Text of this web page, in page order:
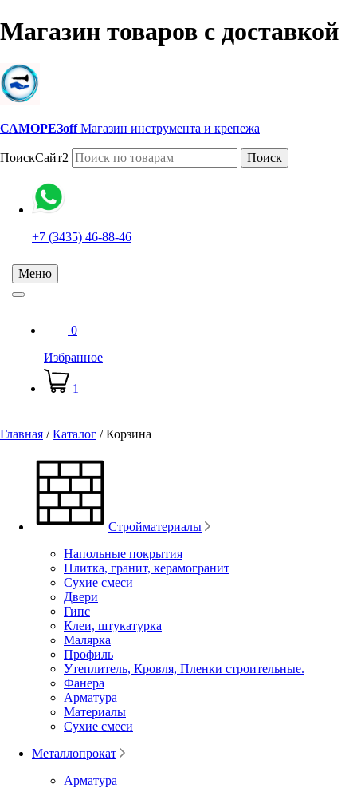
Магазин товаров с доставкой
САМОРЕЗoff Магазин инструмента и крепежа
ПоискСайт2 Поиск
+7 (3435) 46-88-46
Меню
0
Избранное
1
Главная /Каталог /Корзина
Стройматериалы
Напольные покрытия
Плитка, гранит, керамогранит
Сухие смеси
Двери
Гипс
Клеи, штукатурка
Малярка
Профиль
Утеплитель, Кровля, Пленки строительные.
Фанера
Арматура
Материалы
Сухие смеси
Металлопрокат
Арматура